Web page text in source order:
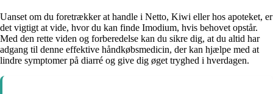
Uanset om du foretrækker at handle i Netto, Kiwi eller hos apoteket, er
det vigtigt at vide, hvor du kan finde Imodium, hvis behovet opstår.
Med den rette viden og forberedelse kan du sikre dig, at du altid har
adgang til denne effektive håndkøbsmedicin, der kan hjælpe med at
lindre symptomer på diarré og give dig øget tryghed i hverdagen.